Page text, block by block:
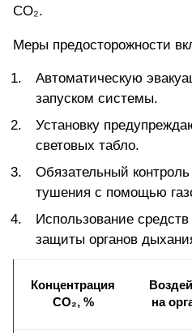
CO₂.
Меры предосторожности
Автоматическую
запуском системы.
Установку
световых табло.
Обязательный
тушения с помощью
Использование
защиты органов
Концентрация
CO₂, %
на